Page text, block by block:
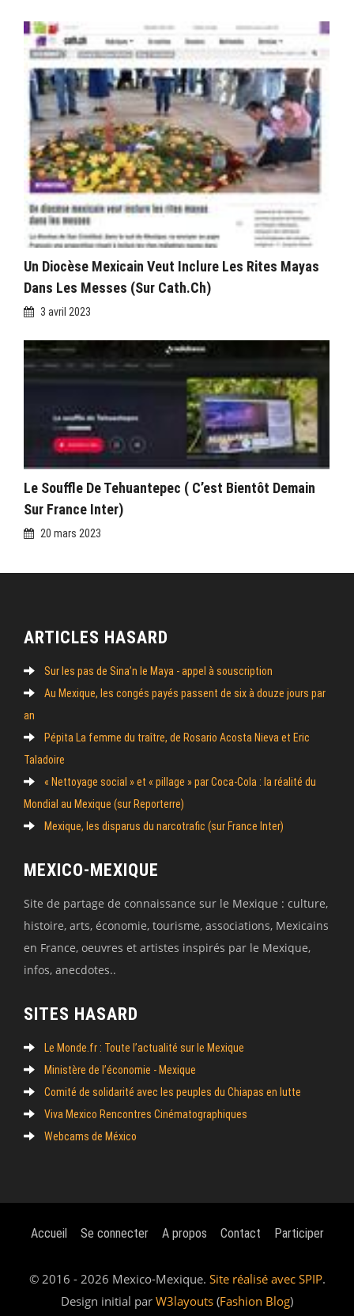
Un Diocèse Mexicain Veut Inclure Les Rites Mayas
Dans Les Messes (sur Cath.ch)
3 avril 2023
Le Souffle De Tehuantepec ( C’est Bientôt Demain
Sur France Inter)
20 mars 2023
ARTICLES HASARD
Sur les pas de Sina’n le Maya - appel à souscription
Au Mexique, les congés payés passent de six à douze jours par
an
Pépita La femme du traître, de Rosario Acosta Nieva et Eric
Taladoire
« Nettoyage social » et « pillage » par Coca-Cola : la réalité du
Mondial au Mexique (sur Reporterre)
Mexique, les disparus du narcotrafic (sur France Inter)
MEXICO-MEXIQUE
Site de partage de connaissance sur le Mexique : culture,
histoire, arts, économie, tourisme, associations, Mexicains
en France, oeuvres et artistes inspirés par le Mexique,
infos, anecdotes..
SITES HASARD
Le Monde.fr : Toute l’actualité sur le Mexique
Ministère de l’économie - Mexique
Comité de solidarité avec les peuples du Chiapas en lutte
Viva Mexico Rencontres Cinématographiques
Webcams de México
Accueil Se connecter A propos Contact Participer
© 2016 - 2026 Mexico-Mexique. Site réalisé avec SPIP.
Design initial par W3layouts (Fashion Blog)